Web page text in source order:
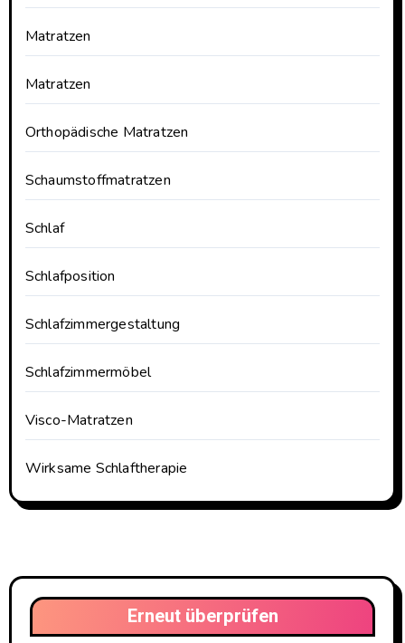
Matratzen
Matratzen
Orthopädische Matratzen
Schaumstoffmatratzen
Schlaf
Schlafposition
Schlafzimmergestaltung
Schlafzimmermöbel
Visco-Matratzen
Wirksame Schlaftherapie
Erneut überprüfen